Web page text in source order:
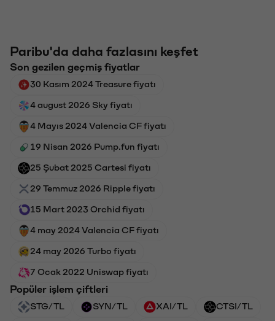
Paribu'da daha fazlasını keşfet
Son gezilen geçmiş fiyatlar
30 Kasım 2024 Treasure fiyatı
4 august 2026 Sky fiyatı
4 Mayıs 2024 Valencia CF fiyatı
19 Nisan 2026 Pump.fun fiyatı
25 Şubat 2025 Cartesi fiyatı
29 Temmuz 2026 Ripple fiyatı
15 Mart 2023 Orchid fiyatı
4 may 2024 Valencia CF fiyatı
24 may 2026 Turbo fiyatı
7 Ocak 2022 Uniswap fiyatı
Popüler işlem çiftleri
STG/TL SYN/TL XAI/TL CTSI/TL